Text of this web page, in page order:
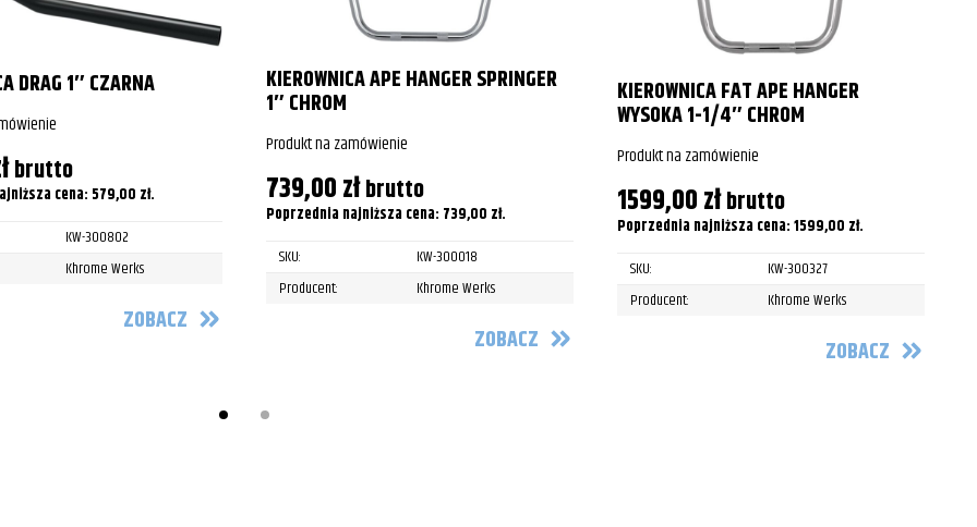
2013
2015
2016
2017
Softail Classic
DRAG 1″ CZARNA
brutto
cena: 579,00 zł.
KW-300802
Khrome Werks
ZOBACZ
KIEROWNICA APE HANGER SPRINGER
1″ CHROM
Produkt na zamówienie
739,00złbrutto
Poprzednia najniższa cena: 739,00 zł.
SKU:
KW-300018
Producent:
Khrome Werks
ZOBACZ
KIEROWNICA FAT APE HANGER
WYSOKA 1-1/4″ CHROM
Produkt na zamówienie
1599,00złbrutto
Poprzednia najniższa cena:1599,00 zł.
SKU:
KW-300327
Producent:
Khrome Werks
ZOBACZ